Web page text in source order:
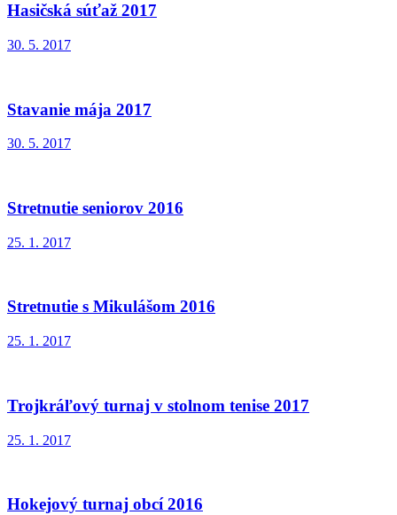
Hasičská súťaž 2017
30. 5. 2017
Stavanie mája 2017
30. 5. 2017
Stretnutie seniorov 2016
25. 1. 2017
Stretnutie s Mikulášom 2016
25. 1. 2017
Trojkráľový turnaj v stolnom tenise 2017
25. 1. 2017
Hokejový turnaj obcí 2016